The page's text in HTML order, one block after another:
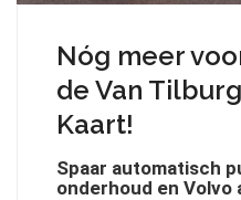
Nóg meer
de Van Tilburg
Kaart!
Spaar automatisch
onderhoud en Volvo